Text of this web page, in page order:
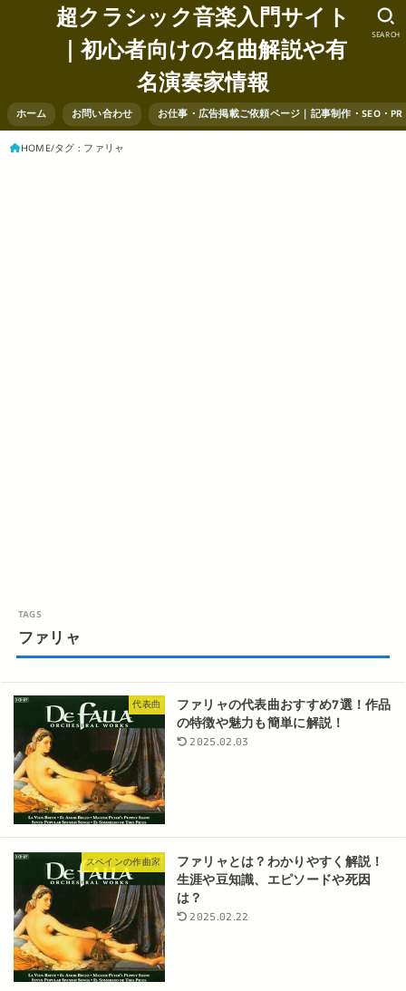
超クラシック音楽入門サイト
｜初心者向けの名曲解説や有
名演奏家情報
ホーム お問い合わせ お仕事・広告掲載ご依頼ページ｜記事制作・SEO・
SEARCH
HOME タグ : ファリャ
ファリャ
代表曲
ファリャの代表曲おすすめ7選！作品
の特徴や魅力も簡単に解説！
2025.02.03
スペインの作曲家
ファリャとは？わかりやすく解説！
生涯や豆知識、エピソードや死因
は？
2025.02.22